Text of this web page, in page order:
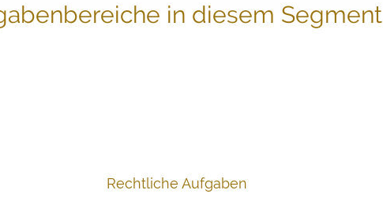
in diesem Segment
Rechtliche Aufgaben